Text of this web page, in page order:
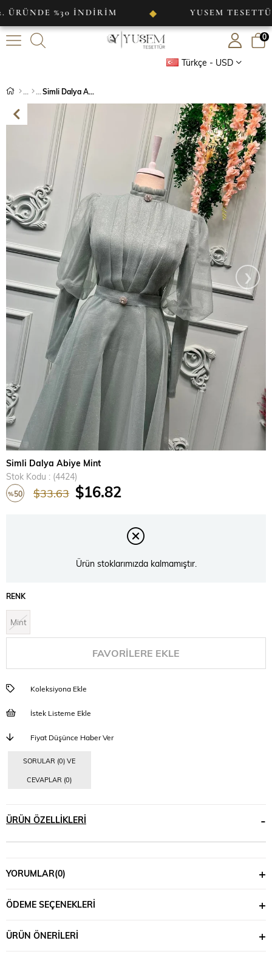
%30 İNDİRİM ◆ YUSEM TESETTÜR
Türkçe - USD
0
Simli Dalya Abiye Mint
›
Simli Dalya Abiye Mint
Stok Kodu
(4424)
%50 $33.63 $16.82
Ürün stoklarımızda kalmamıştır.
RENK
Mint
FAVORILERE EKLE
Koleksiyona Ekle
İstek Listeme Ekle
Fiyat Düşünce Haber Ver
SORULAR (0) VE
CEVAPLAR (0)
ÜRÜN ÖZELLIKLERI
YORUMLAR(0)
ÖDEME SEÇENEKLERI
ÜRÜN ÖNERILERI